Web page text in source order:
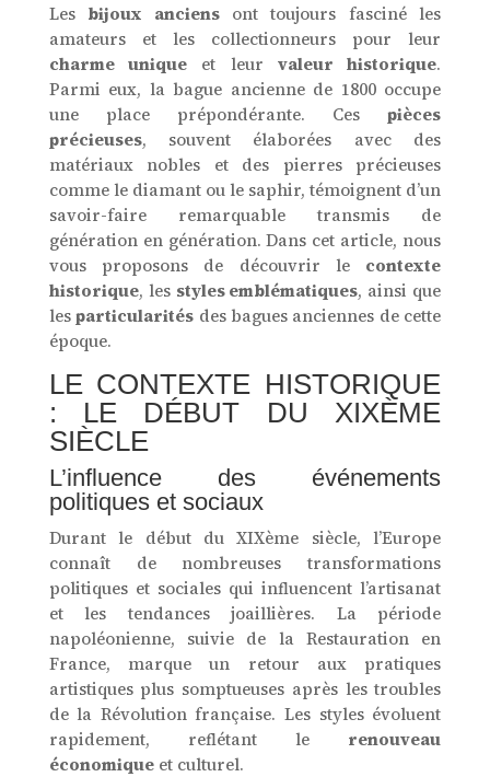
Les bijoux anciensont toujours fasciné les
amateurs et les collectionneurs pour leur
charme unique et leur valeur historique.
Parmi eux, la bague ancienne de 1800 occupe
une place prépondérante. Cespièces
précieuses, souvent élaborées avec des
matériaux nobles et des pierres précieuses
comme le diamant ou le saphir, témoignent d’un
savoir-faire remarquable transmis de
génération en génération. Dans cet article, nous
vous proposons de découvrir le contexte
historique, les styles emblématiques, ainsi que
lesparticularités des bagues anciennes de cette
époque.
LE CONTEXTE HISTORIQUE
: LE DÉBUT DU XIXÈME
SIÈCLE
L’influence des événements
politiques et sociaux
Durant le début du XIXème siècle, l’Europe
connaît de nombreuses transformations
politiques et sociales qui influencent l’artisanat
et les tendances joaillières. La période
napoléonienne, suivie de la Restauration en
France, marque un retour aux pratiques
artistiques plus somptueuses après les troubles
de la Révolution française. Les styles évoluent
rapidement, reflétant le renouveau
économiqueet culturel.